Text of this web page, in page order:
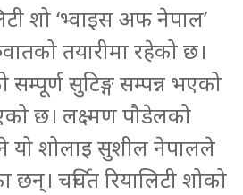
शो ‘भ्वाइस अफ नेपाल’
तयारीमा रहेको छ।
सुटिङ्ग सम्पन्न भएको
छ। लक्ष्मण पौडेलको
यो शोलाइ सुशील नेपालले
चर्चित रियालिटी शोको